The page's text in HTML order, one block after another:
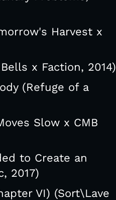
Harvest x
x Faction, 2014)
(Refuge of a
Slow x CMB
to Create an
2017)
VI) (Sort\Lave